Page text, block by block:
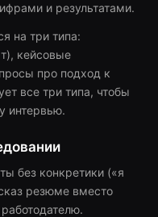
и результатами.
на три типа:
кейсовые
про подход к
все три типа, чтобы
интервью.
без конкретики («я
резюме вместо